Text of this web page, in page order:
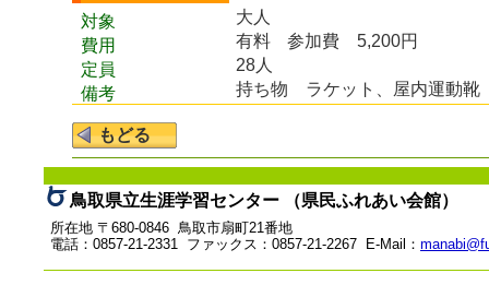
対象
大人
費用
有料
参加費 5,200円
定員
28人
備考
持ち物 ラケット、屋内運動靴
鳥取県立生涯学習センター （県民ふれあい会館）
所在地 〒680-0846 鳥取市扇町21番地
電話：0857-21-2331 ファックス：0857-21-2267 E-Mail：